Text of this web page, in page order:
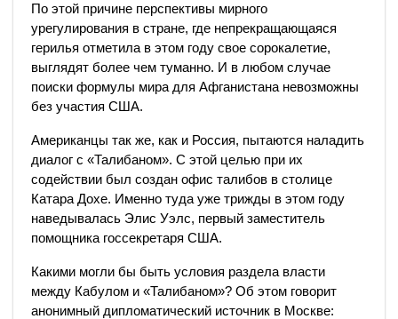
По этой причине перспективы мирного
урегулирования в стране, где непрекращающаяся
герилья отметила в этом году свое сорокалетие,
выглядят более чем туманно. И в любом случае
поиски формулы мира для Афганистана невозможны
без участия США.
Американцы так же, как и Россия, пытаются наладить
диалог с «Талибаном». С этой целью при их
содействии был создан офис талибов в столице
Катара Дохе. Именно туда уже трижды в этом году
наведывалась Элис Уэлс, первый заместитель
помощника госсекретаря США.
Какими могли бы быть условия раздела власти
между Кабулом и «Талибаном»? Об этом говорит
анонимный дипломатический источник в Москве: